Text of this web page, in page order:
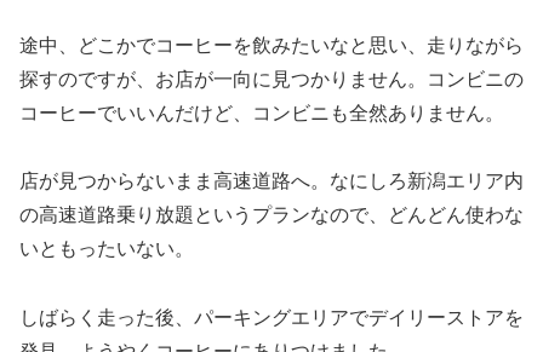
途中、どこかでコーヒーを飲みたいなと思い、走りながら
探すのですが、お店が一向に見つかりません。コンビニの
コーヒーでいいんだけど、コンビニも全然ありません。
店が見つからないまま高速道路へ。なにしろ新潟エリア内
の高速道路乗り放題というプランなので、どんどん使わな
いともったいない。
しばらく走った後、パーキングエリアでデイリーストアを